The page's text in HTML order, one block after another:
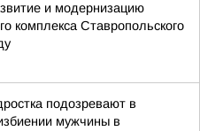
и модернизацию
комплекса Ставропольского
подозревают в
мужчины в